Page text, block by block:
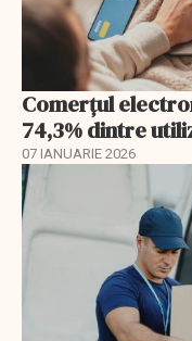
Comerțul
74,3% dintre
07 IANUARIE 2026